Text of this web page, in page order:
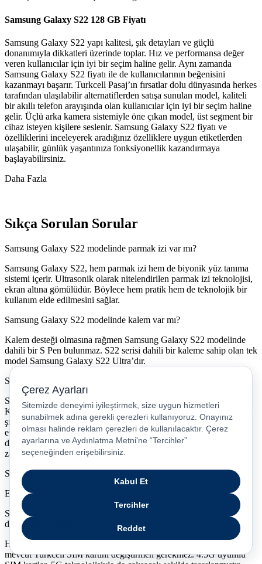
Samsung Galaxy S22 128 GB Fiyatı
Samsung Galaxy S22 yapı kalitesi, şık detayları ve güçlü
donanımıyla dikkatleri üzerinde toplar. Hız ve performansa değer
veren kullanıcılar için iyi bir seçim haline gelir. Aynı zamanda
Samsung Galaxy S22 fiyatı ile de kullanıcılarının beğenisini
kazanmayı başarır. Turkcell Pasaj’ın fırsatlar dolu dünyasında herkes
tarafından ulaşılabilir alternatiflerden satışa sunulan model, kaliteli
bir akıllı telefon arayışında olan kullanıcılar için iyi bir seçim haline
gelir. Üçlü arka kamera sistemiyle öne çıkan model, üst segment bir
cihaz isteyen kişilere seslenir. Samsung Galaxy S22 fiyatı ve
özelliklerini inceleyerek aradığınız özelliklere uygun etiketlerden
ulaşabilir, günlük yaşantınıza fonksiyonellik kazandırmaya
başlayabilirsiniz.
Daha Fazla
Sıkça Sorulan Sorular
Samsung Galaxy S22 modelinde parmak izi var mı?
Samsung Galaxy S22, hem parmak izi hem de biyonik yüz tanıma
sistemi içerir. Ultrasonik olarak nitelendirilen parmak izi teknolojisi,
ekran altına gömülüdür. Böylece hem pratik hem de teknolojik bir
kullanım elde edilmesini sağlar.
Samsung Galaxy S22 modelinde kalem var mı?
Kalem desteği olmasına rağmen Samsung Galaxy S22 modelinde
dahili bir S Pen bulunmaz. S22 serisi dahili bir kaleme sahip olan tek
model Samsung Galaxy S22 Ultra’dır.
Samsung Galaxy S22 hangi malzemeden yapılmıştır?
Samsung Galaxy S22 tasarımı ve dayanıklılığıyla da öne çıkar.
Kapak bölümü camdan ve çerçevesi alüminyumdan üretilen model,
şık olmasının yanı sıra sağlam yapısıyla da kullanıcılarını memnun
etmeyi başarır. Aynı zamanda beyaz, siyah, pembe ve yeşil gibi
değişik renk alternatiflerine sahip olması sayesinde herkesin kişisel
zevklerine hitap etmeyi başarır.
Samsung Galaxy S22 5G destekliyor mu?
Evet, Samsung Galaxy S22 5g desteği bulunmaktadır.
Samsung Galaxy S22 ile 5G kullanmak için SIM kartımı
değiştirmem gerekir mi?
Hayır, Samsung Galaxy S22 5G uyumlu telefon kullanmak için
mevcut Turkcell SIM kartını değiştirmen gerekmez. 4.5G uyumlu